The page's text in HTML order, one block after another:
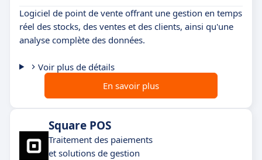
Logiciel de point de vente offrant une gestion en temps
réel des stocks, des ventes et des clients, ainsi qu'une
analyse complète des données.
Voir plus de détails
En savoir plus
Square POS
Traitement des paiements
et solutions de gestion